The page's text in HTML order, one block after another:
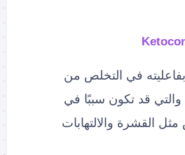
بفاعليته في التخلص من
قد تكون سببًا في
القشرة والالتهابات